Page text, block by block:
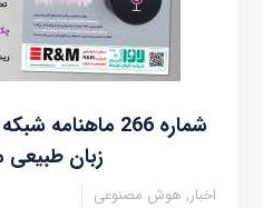
شماره 266
زبان
اخبار, هوش مصنوعی